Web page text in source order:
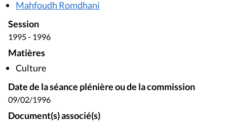
Mahfoudh Romdhani
Session
1995 - 1996
Matières
Culture
Date de la séance plénière ou de la commission
09/02/1996
Document(s) associé(s)